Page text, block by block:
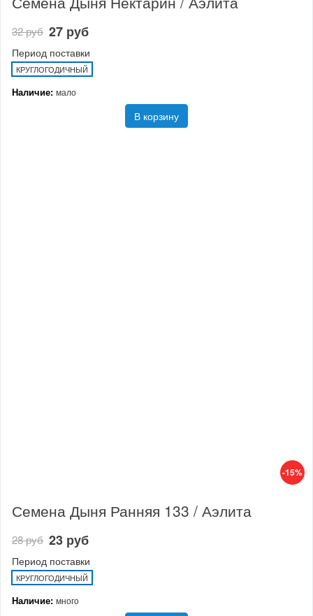
32 руб 27 руб
Период поставки
КРУГЛОГОДИЧНЫЙ
Наличие: мало
В корзину
-15%
Семена Дыня Ранняя 133 / Аэлита
28 руб 23 руб
Период поставки
КРУГЛОГОДИЧНЫЙ
Наличие: много